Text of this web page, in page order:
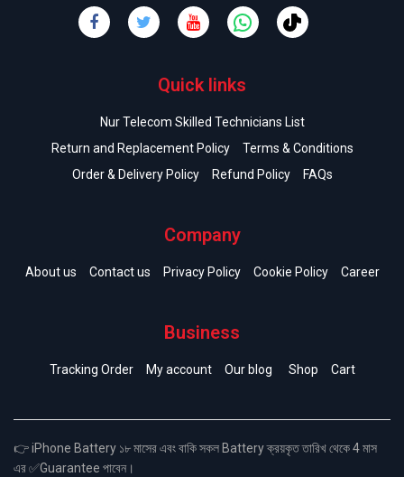
Quick links
Nur Telecom Skilled Technicians List
Return and Replacement Policy
Terms & Conditions
Order & Delivery Policy
Refund Policy FAQs
Company
About us Contact us Privacy Policy Cookie Policy Career
Business
Tracking Order My account Our blog Shop Cart
👉 iPhone Battery ১৮ মাসের এবং বাকি সকল Battery ক্রয়কৃত তারিখ থেকে 4 মাস
এর ✅Guarantee পাবেন।